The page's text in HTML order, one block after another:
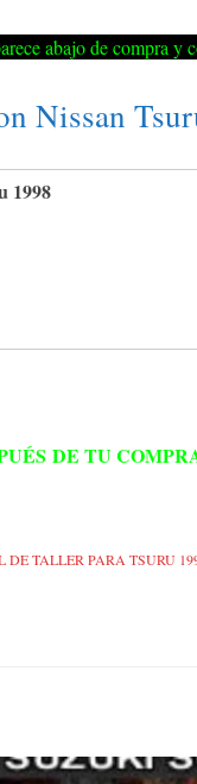
abajo de compra y
Nissan
1998
DE TU
DE TALLER PARA TSURU